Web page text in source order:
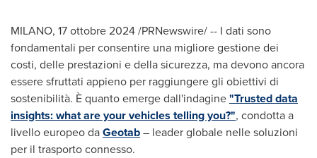
MILANO, 17 ottobre 2024/PRNewswire/ -- I dati sono
fondamentali per consentire una migliore gestione dei
costi, delle prestazioni e della sicurezza, ma devono ancora
essere sfruttati appieno per raggiungere gli obiettivi di
sostenibilità. È quanto emerge dall'indagine"Trusted data
insights: what are your vehicles telling you?", condotta a
livello europeo daGeotab– leader globale nelle soluzioni
per il trasporto connesso.